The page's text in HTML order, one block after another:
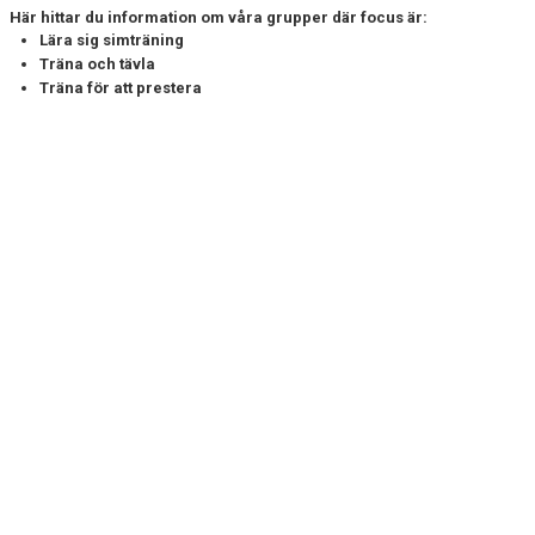
Här hittar du information om våra grupper där focus är:
Lära sig simträning
Träna och tävla
Träna för att prestera